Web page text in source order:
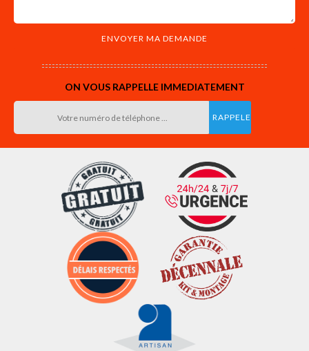
ON VOUS RAPPELLE IMMEDIATEMENT